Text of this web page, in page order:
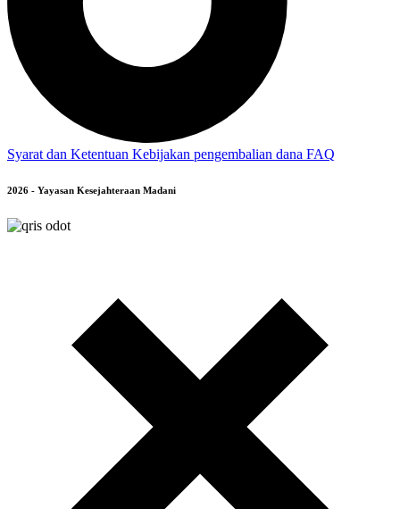
Syarat dan Ketentuan Kebijakan pengembalian dana FAQ
2026 - Yayasan Kesejahteraan Madani